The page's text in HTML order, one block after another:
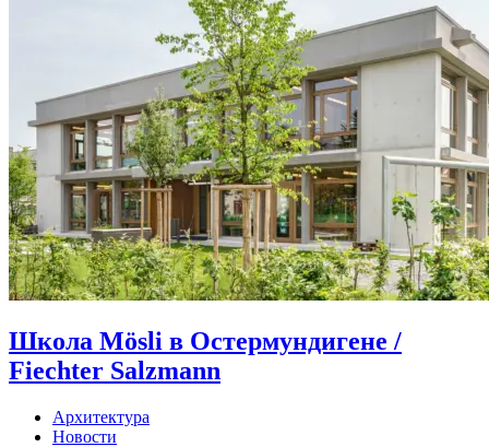
Школа Mösli в Остермундигене /
Fiechter Salzmann
Архитектура
Новости